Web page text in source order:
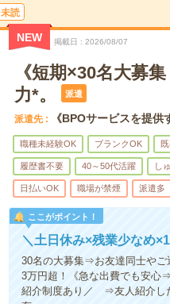
未読
NEW 掲載日 2026/08/07
《短期×30名大募
力*。
派遣
派遣先 《BPOサービスを提供
職種未経験OK ブランクOK
履歴書不要 40～50代活躍 し
日払いOK 職場が禁煙 派遣多
ここがポイント！
＼土日休み×残業少なめ
30名の大募集⇒お友達同士やご
3万円超！《急な出費でも安
紹介制度あり／ ⇒友人紹介し